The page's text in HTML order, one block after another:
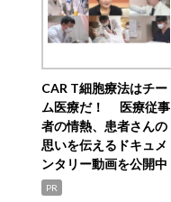
CAR T細胞療法はチー
ム医療だ！ 医療従事
者の情熱、患者さんの
思いを伝えるドキュメ
ンタリー動画を公開中
PR